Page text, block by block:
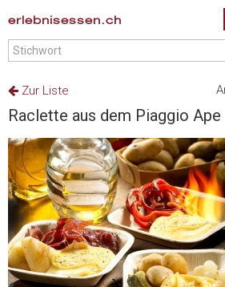
erlebnisessen.ch
Zur Liste
Raclette aus dem Piaggio Ape